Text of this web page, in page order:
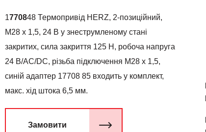
1770848 Термопривід HERZ, 2-позиційний,
М28 х 1,5, 24 В у знеструмленому стані
закритих, сила закриття 125 Н, робоча напруга
24 В/AC/DC, різьба підключення М28 х 1,5,
синій адаптер 17708 85 входить у комплект,
макс. хід штока 6,5 мм.
Замовити